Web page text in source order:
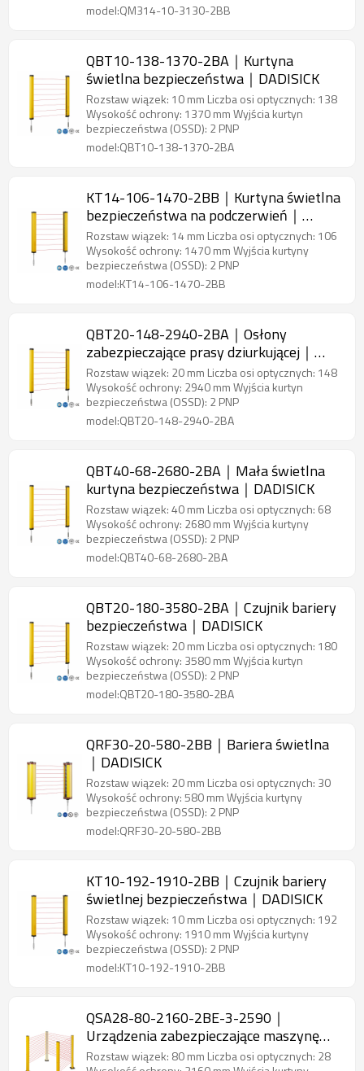
model:QM314-10-3130-2BB
QBT10-138-1370-2BA｜Kurtyna
świetlna bezpieczeństwa｜DADISICK
Rozstaw wiązek: 10 mm Liczba osi optycznych: 138
Wysokość ochrony: 1370 mm Wyjścia kurtyn
bezpieczeństwa (OSSD): 2 PNP
model:QBT10-138-1370-2BA
KT14-106-1470-2BB｜Kurtyna świetlna
bezpieczeństwa na podczerwień｜
DADISICK
Rozstaw wiązek: 14 mm Liczba osi optycznych: 106
Wysokość ochrony: 1470 mm Wyjścia kurtyny
bezpieczeństwa (OSSD): 2 PNP
model:KT14-106-1470-2BB
QBT20-148-2940-2BA｜Osłony
zabezpieczające prasy dziurkującej｜
DADISICK
Rozstaw wiązek: 20 mm Liczba osi optycznych: 148
Wysokość ochrony: 2940 mm Wyjścia kurtyn
bezpieczeństwa (OSSD): 2 PNP
model:QBT20-148-2940-2BA
QBT40-68-2680-2BA｜Mała świetlna
kurtyna bezpieczeństwa｜DADISICK
Rozstaw wiązek: 40 mm Liczba osi optycznych: 68
Wysokość ochrony: 2680 mm Wyjścia kurtyny
bezpieczeństwa (OSSD): 2 PNP
model:QBT40-68-2680-2BA
QBT20-180-3580-2BA｜Czujnik bariery
bezpieczeństwa｜DADISICK
Rozstaw wiązek: 20 mm Liczba osi optycznych: 180
Wysokość ochrony: 3580 mm Wyjścia kurtyn
bezpieczeństwa (OSSD): 2 PNP
model:QBT20-180-3580-2BA
QRF30-20-580-2BB｜Bariera świetlna
｜DADISICK
Rozstaw wiązek: 20 mm Liczba osi optycznych: 30
Wysokość ochrony: 580 mm Wyjścia kurtyny
bezpieczeństwa (OSSD): 2 PNP
model:QRF30-20-580-2BB
KT10-192-1910-2BB｜Czujnik bariery
świetlnej bezpieczeństwa｜DADISICK
Rozstaw wiązek: 10 mm Liczba osi optycznych: 192
Wysokość ochrony: 1910 mm Wyjścia kurtyny
bezpieczeństwa (OSSD): 2 PNP
model:KT10-192-1910-2BB
QSA28-80-2160-2BE-3-2590｜
Urządzenia zabezpieczające maszynę
kurtyna świetlna bezpieczeństwa｜
Rozstaw wiązek: 80 mm Liczba osi optycznych: 28